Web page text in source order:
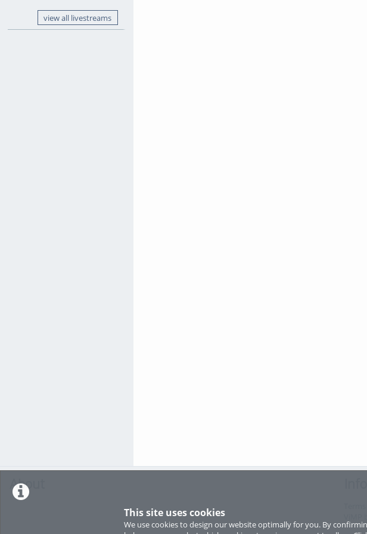
This site uses cookies
We use cookies to design our website optimally for you. By
view all livestreams
About